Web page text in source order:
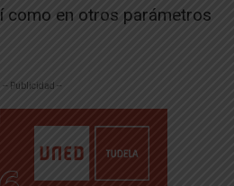
como en otros parámetros
-- Publicidad --